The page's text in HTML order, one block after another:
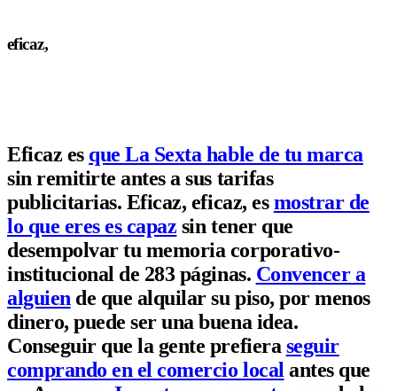
eficaz,
Eficaz es que La Sexta hable de tu marca
sin remitirte antes a sus tarifas
publicitarias. Eficaz, eficaz, esmostrar de
lo que eres es capaz sin tener que
desempolvar tu memoria corporativo-
institucional de 283 páginas. Convencer a
alguien de que alquilar su piso, por menos
dinero, puede ser una buena idea.
Conseguir que la gente prefiera seguir
comprando en el comercio local antes que